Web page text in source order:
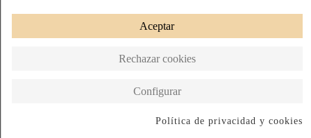
Aceptar
Rechazar cookies
Configurar
Política de privacidad y cookies